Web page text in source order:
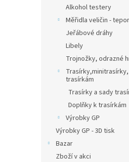
Alkohol testery
Měřidla veličin -
Jeřábové dráhy
Libely
Trojnožky, odrazné
trasírkám
Trasírky a sady
Doplňky k trasírkám
Výrobky GP
Výrobky GP - 3D tisk
Bazar
Zboží v akci